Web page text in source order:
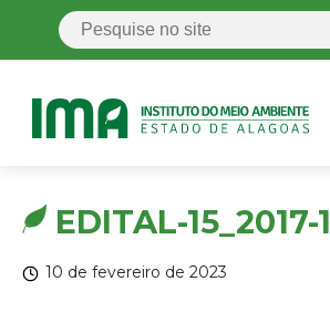
EDITAL-15_2017-1
10 de fevereiro de 2023